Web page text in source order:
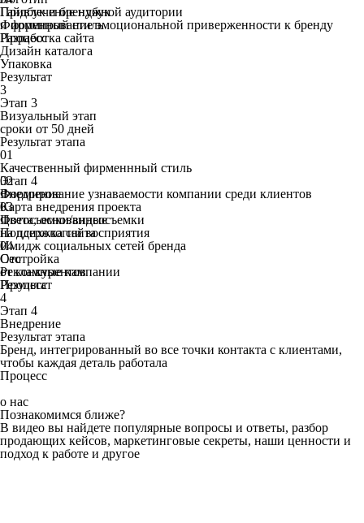
Привлечение нужной аудитории
и формирование эмоциональной приверженности к бренду
Процесс
Гайдбук и брендбук
Фирменный стиль
Разработка сайта
Дизайн каталога
Упаковка
Результат
3
Этап 3
Визуальный этап
сроки от 50 дней
Результат этапа
01
Качественный фирменнный стиль
02
Формирование узнаваемости компании среди клиентов
03
Цвета, основанные
на психологии восприятия
04
Отстройка
от конкурентов
Процесс
Этап 4
Внедрение
Карта внедрения проекта
Фотосъемки/видеосъемки
Поддержка сайта
Имидж социальных сетей бренда
Сео
Рекламные кампании
Результат
4
Этап 4
Внедрение
Результат этапа
Бренд, интегрированный во все точки контакта с клиентами,
чтобы каждая деталь работала
Процесс
о нас
Познакомимся ближе?
В видео вы найдете популярные вопросы и ответы, разбор
продающих кейсов, маркетинговые секреты, наши ценности и
подход к работе и другое